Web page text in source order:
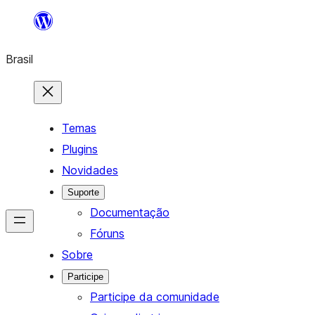
o
conteúdo
Brasil
Temas
Plugins
Novidades
Suporte
Documentação
Fóruns
Sobre
Participe
Participe da comunidade